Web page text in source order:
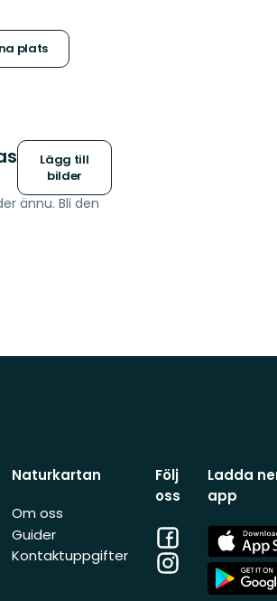
plats
Lägg till
bilder
ännu. Bli den
Naturkartan
Om oss
Guider
Kontaktuppgifter
Följ
oss
Facebook
Instagram
Ladda
app
App
Store
App
Store